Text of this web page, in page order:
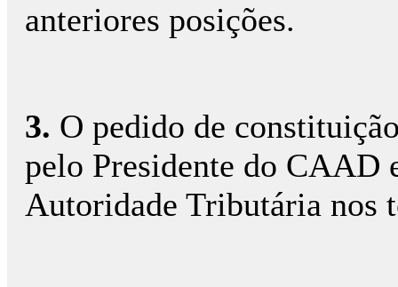
anteriores posições.
3. O pedido de
pelo Presidente do CAAD
Autoridade Tributária nos